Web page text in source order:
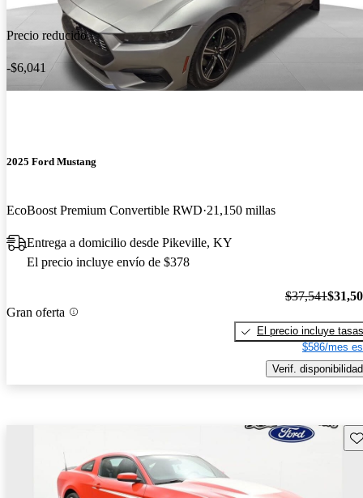
Precio reducido
-$6,041
2025 Ford Mustang
EcoBoost Premium Convertible RWD 21,150 millas
Entrega a domicilio desde Pikeville, KY
El precio incluye envío de $378
Gran oferta
$37,541
El precio incluye tasas
$586/mes
Verif. disponibilidad